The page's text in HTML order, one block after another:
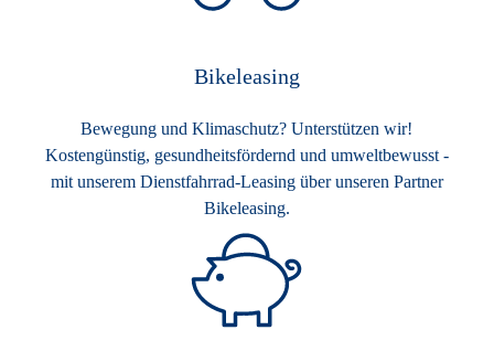
Bikeleasing
Bewegung und Klimaschutz? Unterstützen wir!
Kostengünstig, gesundheitsfördernd und umweltbewusst -
mit unserem Dienstfahrrad-Leasing über unseren Partner
Bikeleasing.